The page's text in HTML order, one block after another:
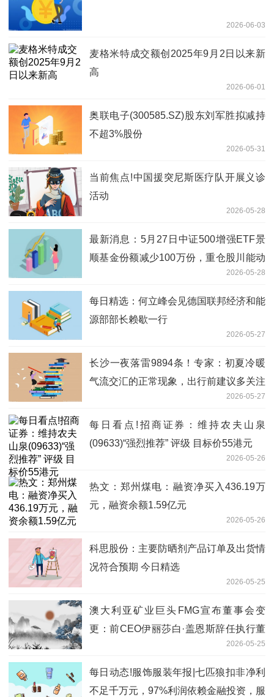
2026-06-03
麦格米特成交额创2025年9月2日以来新
高
2026-06-01
奥联电子(300585.SZ)股东刘军胜拟减持
不超3%股份
2026-05-31
当前焦点!中国援突尼斯医疗队开展义诊
活动
2026-05-28
最新消息：5月27日中证500增强ETF景
顺基金份额减少100万份，重仓股川能动
2026-05-28
每日精选：何立峰会见德国联邦经济和能
源部部长赖歇一行
2026-05-27
长沙一夜落雷9894条！专家：初夏冷暖
气流交汇的正常现象，出行前建议多关注
2026-05-27
每日看点!招商证券：维持农夫山泉
(09633)“强烈推荐” 评级 目标价55港元
2026-05-26
热文：郑州煤电：融资净买入436.19万
元，融资余额1.59亿元
2026-05-26
科思股份：主要防晒剂产品订单及出货情
况符合预期 今日精选
2026-05-25
澳大利亚矿业巨头FMG宣布董事会变
更：前CEO伊丽莎白·盖恩斯辞任执行董
2026-05-25
每日动态!服饰服装年报|七匹狼扣非净利
不足千万元，97%利润依赖金融投资，服